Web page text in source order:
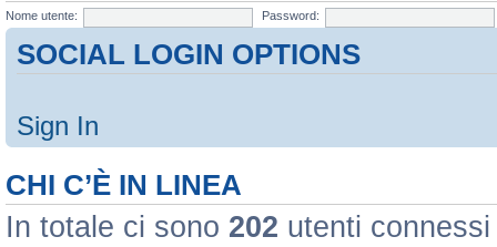
Nome utente:
Password:
SOCIAL LOGIN OPTIONS
Sign In
CHI C’È IN LINEA
In totale ci sono 202 utenti